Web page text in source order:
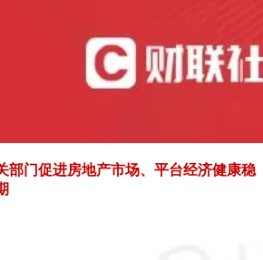
部门促进房地产市场、平台经济健康稳